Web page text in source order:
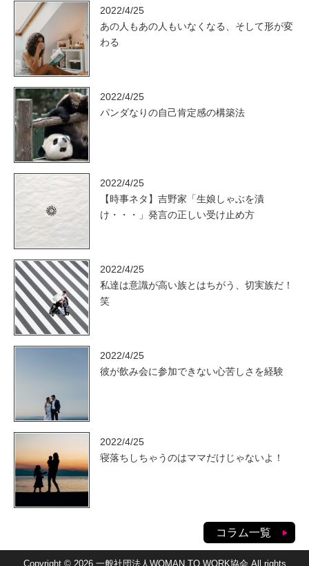
2022/4/25
あの人もあの人もいなくなる、そして形が変
わる
2022/4/25
パンダなりの自己肯定感の構築法
2022/4/25
【時事ネタ】吉野家「生娘しゃぶを漬
け・・・」発言の正しい受け止め方
2022/4/25
私達は意識が高い族とはちがう、切実族だ！
笑
2022/4/25
彼が飲み会に参加できない心苦しさを経験
2022/4/25
寝落ちしちゃうのはママだけじゃないよ！
コラム一覧
Copyright © 2026 一般社団法人WOMAN TO WORK協会 All rights